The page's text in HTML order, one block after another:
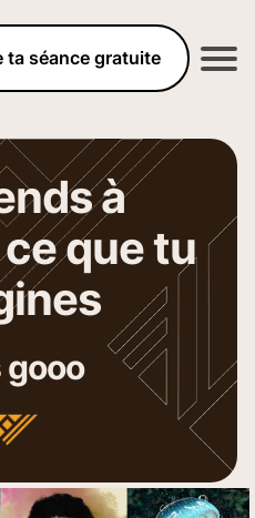
ta séance gratuite
à
que tu
gooo